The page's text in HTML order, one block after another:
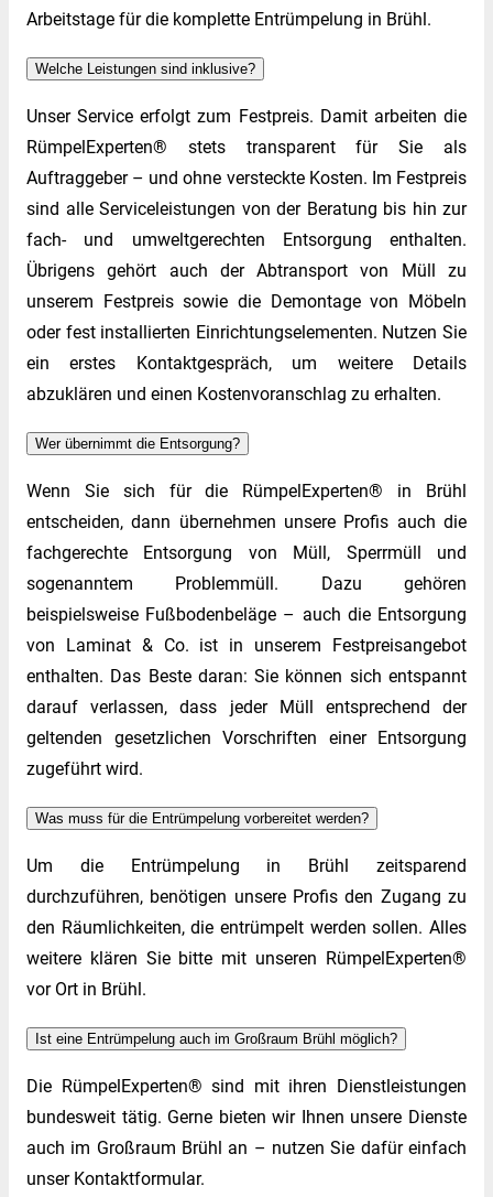
Arbeitstage für die komplette Entrümpelung in Brühl.
Welche Leistungen sind inklusive?
Unser Service erfolgt zum Festpreis. Damit arbeiten die
RümpelExperten® stets transparent für Sie als
Auftraggeber – und ohne versteckte Kosten. Im Festpreis
sind alle Serviceleistungen von der Beratung bis hin zur
fach- und umweltgerechten Entsorgung enthalten.
Übrigens gehört auch der Abtransport von Müll zu
unserem Festpreis sowie die Demontage von Möbeln
oder fest installierten Einrichtungselementen. Nutzen Sie
ein erstes Kontaktgespräch, um weitere Details
abzuklären und einen Kostenvoranschlag zu erhalten.
Wer übernimmt die Entsorgung?
Wenn Sie sich für die RümpelExperten® in Brühl
entscheiden, dann übernehmen unsere Profis auch die
fachgerechte Entsorgung von Müll, Sperrmüll und
sogenanntem Problemmüll. Dazu gehören
beispielsweise Fußbodenbeläge – auch die Entsorgung
von Laminat & Co. ist in unserem Festpreisangebot
enthalten. Das Beste daran: Sie können sich entspannt
darauf verlassen, dass jeder Müll entsprechend der
geltenden gesetzlichen Vorschriften einer Entsorgung
zugeführt wird.
Was muss für die Entrümpelung vorbereitet werden?
Um die Entrümpelung in Brühl zeitsparend
durchzuführen, benötigen unsere Profis den Zugang zu
den Räumlichkeiten, die entrümpelt werden sollen. Alles
weitere klären Sie bitte mit unseren RümpelExperten®
vor Ort in Brühl.
Ist eine Entrümpelung auch im Großraum Brühl möglich?
Die RümpelExperten® sind mit ihren Dienstleistungen
bundesweit tätig. Gerne bieten wir Ihnen unsere Dienste
auch im Großraum Brühl an – nutzen Sie dafür einfach
unser Kontaktformular.